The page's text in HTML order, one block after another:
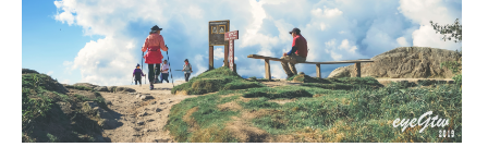
child
menu
child
menu
child
menu
child
menu
child
menu
child
menu
child
menu
child
menu
child
menu
聯絡我